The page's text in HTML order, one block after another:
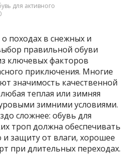
для активного
походах в снежных и
правильной обуви
ключевых факторов
приключения. Многие
значимость качественной
теплая или зимняя
зимними условиями.
сложнее: обувь для
троп должна обеспечивать
и защиту от влаги, хорошее
при длительных переходах.